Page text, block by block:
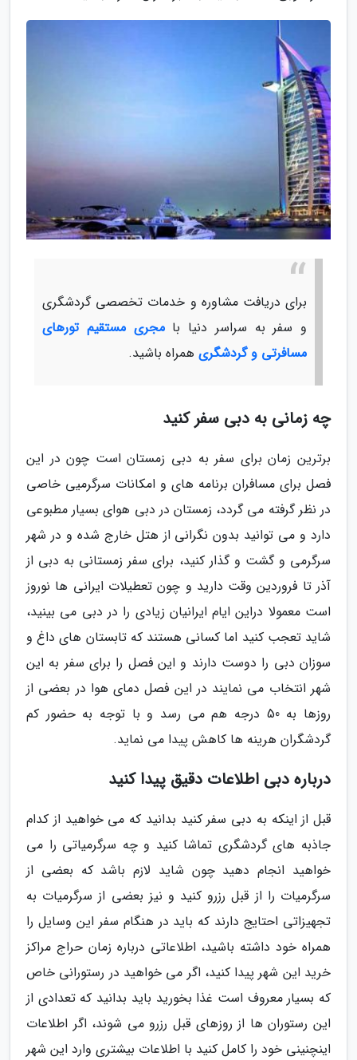
برای دریافت مشاوره و خدمات تخصصی گردشگری
و سفر به سراسر دنیا بامجری مستقیم تورهای
مسافرتی و گردشگری همراه باشید.
چه زمانی به دبی سفر کنید
برترین زمان برای سفر به دبی زمستان است چون در این
فصل برای مسافران برنامه های و امکانات سرگرمیی خاصی
در نظر گرفته می گردد، زمستان در دبی هوای بسیار مطبوعی
دارد و می توانید بدون نگرانی از هتل خارج شده و در شهر
سرگرمی و گشت و گذار کنید، برای سفر زمستانی به دبی از
آذر تا فروردین وقت دارید و چون تعطیلات ایرانی ها نوروز
است معمولا دراین ایام ایرانیان زیادی را در دبی می بینید،
شاید تعجب کنید اما کسانی هستند که تابستان های داغ و
سوزان دبی را دوست دارند و این فصل را برای سفر به این
شهر انتخاب می نمایند در این فصل دمای هوا در بعضی از
روزها به 50 درجه هم می رسد و با توجه به حضور کم
گردشگران هرینه ها کاهش پیدا می نماید.
درباره دبی اطلاعات دقیق پیدا کنید
قبل از اینکه به دبی سفر کنید بدانید که می خواهید از کدام
جاذبه های گردشگری تماشا کنید و چه سرگرمیاتی را می
خواهید انجام دهید چون شاید لازم باشد که بعضی از
سرگرمیات را از قبل رزرو کنید و نیز بعضی از سرگرمیات به
تجهیزاتی احتایج دارند که باید در هنگام سفر این وسایل را
همراه خود داشته باشید، اطلاعاتی درباره زمان حراج مراکز
خرید این شهر پیدا کنید، اگر می خواهید در رستورانی خاص
که بسیار معروف است غذا بخورید باید بدانید که تعدادی از
این رستوران ها از روزهای قبل رزرو می شوند، اگر اطلاعات
اینچنینی خود را کامل کنید با اطلاعات بیشتری وارد این شهر